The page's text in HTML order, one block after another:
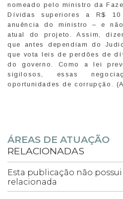
nomeado pelo ministro da
Dívidas superiores a R$ 10
anuência do ministro – e
atual do projeto. Assim,
que antes dependiam do
que vota leis de perdões de
do governo. Como a lei
sigilosos, essas
oportunidades de corrupção.
ÁREAS DE ATUAÇÃO
RELACIONADAS
Esta publicação não
relacionada